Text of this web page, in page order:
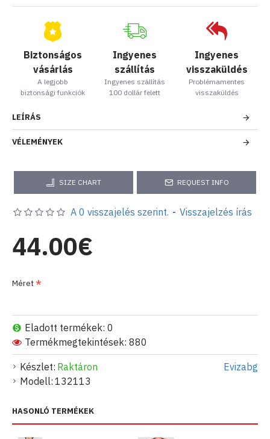
Biztonságos
vásárlás
A legjobb
biztonsági funkciók
Ingyenes
szállítás
Ingyenes szállítás
100 dollár felett
Ingyenes
visszaküldés
Problémamentes
visszaküldés
LEÍRÁS
VÉLEMÉNYEK
SIZE CHART REQUEST INFO
Készlet: Raktáron
Modell: 132113
Evizabg
Eladott termékek: 0
Termékmegtekintések: 880
A 0 visszajelés szerint. - Visszajelzés írás
44.00€
Méret
HASONLÓ TERMÉKEK